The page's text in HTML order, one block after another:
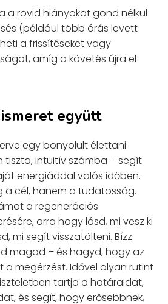
a rövid hiányokat gond nélkül
(például több órás levett
a frissítéseket vagy
amíg a követés újra el
együtt
egy bonyolult élettani
tiszta, intuitív számba – segít
energiáddal valós időben.
a cél, hanem a tudatosság.
a regenerációs
arra hogy lásd, mi vesz ki
mi segít visszatölteni. Bízz
magad – és hagyd, hogy az
a megérzést. Idővel olyan rutint
tartja a határaidat,
és segít, hogy erősebbnek,